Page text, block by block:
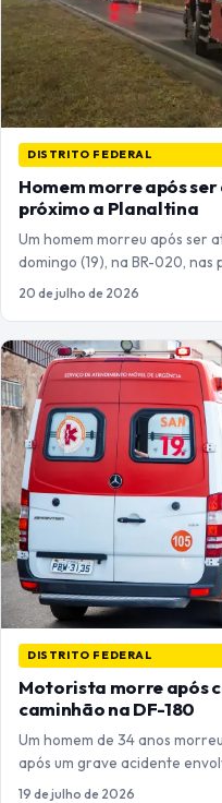
DISTRITO FEDERAL
Homem morre após
próximo a Planaltina
Um homem morreu após ser
domingo (19), na BR-020,
20 de julho de 2026
DISTRITO FEDERAL
Motorista morre após
caminhão na DF-180
Um homem de 34 anos
após um grave acidente
19 de julho de 2026